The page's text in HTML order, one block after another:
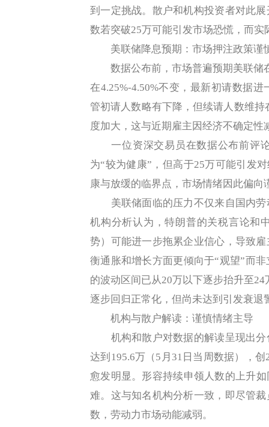
到一定挑战。散户和机构投资者对此
数若突破25万可能引发市场恐慌，而
美联储降息预期：市场押注政策谨
数据公布前，市场普遍预期美联储
在4.25%-4.50%不变，最新初请数据
管初请人数略有下降，但续请人数维
度加大，这与近期雇主因经济不确定性
一位资深交易员在数据公布前评论
为“较为健康”，但高于25万可能引发
康与放缓的临界点，市场情绪因此偏向
美联储面临的压力不仅来自国内劳
机构分析认为，特朗普的关税言论和
势）可能进一步拖累企业信心，导致
衡通胀和增长方面更倾向于“观望”而
的波动区间已从20万以下逐步抬升至
逐步回归正常化，但尚未达到引发衰退
机构与散户解读：谨慎情绪主导
机构和散户对数据的解读呈现出分
达到195.6万（5月31日当周数据），
愈发明显。形容持续申领人数的上升
难。这与知名机构分析一致，即尽管
数，劳动力市场动能减弱。